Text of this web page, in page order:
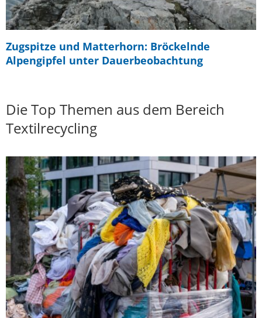
Zugspitze und Matterhorn: Bröckelnde
Alpengipfel unter Dauerbeobachtung
Die Top Themen aus dem Bereich
Textilrecycling